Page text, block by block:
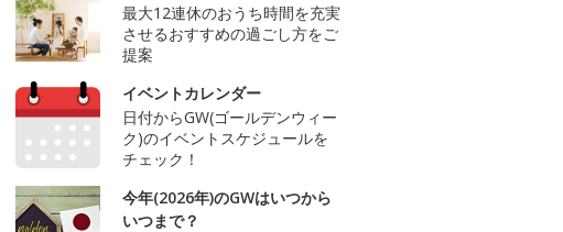
最大12連休のおうち時間を充実
させるおすすめの過ごし方をご
提案
イベントカレンダー
日付からGW(ゴールデンウィー
ク)のイベントスケジュールを
チェック！
今年(2026年)のGWはいつから
いつまで？